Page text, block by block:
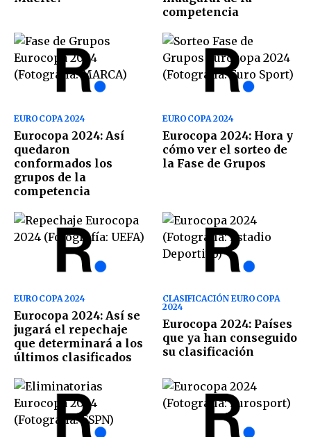
competencia
EUROCOPA 2024
Eurocopa 2024: Así
quedaron
conformados los
grupos de la
competencia
EUROCOPA 2024
Eurocopa 2024: Hora y
cómo ver el sorteo de
la Fase de Grupos
EUROCOPA 2024
Eurocopa 2024: Así se
jugará el repechaje
que determinará a los
últimos clasificados
CLASIFICACIÓN EUROCOPA
2024
Eurocopa 2024: Países
que ya han conseguido
su clasificación